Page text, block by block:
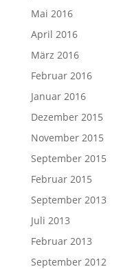
Mai 2016
April 2016
März 2016
Februar 2016
Januar 2016
Dezember 2015
November 2015
September 2015
Februar 2015
September 2013
Juli 2013
Februar 2013
September 2012